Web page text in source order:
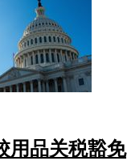
用品关税豁免